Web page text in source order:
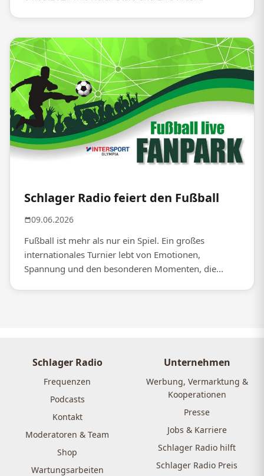
Schlager Radio feiert den Fußball
09.06.2026
Fußball ist mehr als nur ein Spiel. Ein großes
internationales Turnier lebt von Emotionen,
Spannung und den besonderen Momenten, die...
Schlager Radio
Frequenzen
Podcasts
Kontakt
Moderatoren & Team
Shop
Wartungsarbeiten
Unternehmen
Werbung, Vermarktung &
Kooperationen
Presse
Jobs & Karriere
Schlager Radio hilft
Schlager Radio Preis